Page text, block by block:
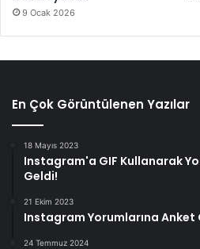
9 Ocak 2026
En Çok Görüntülenen Yazılar
18 Mayıs 2023
Instagram'a GIF Kullanarak
Geldi!
21 Ekim 2023
Instagram Yorumlarına Anket
24 Temmuz 2024